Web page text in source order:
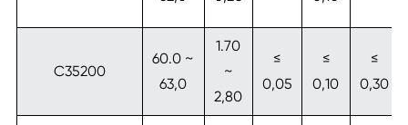
C35200
60.0 ~
63,0
1.70
~
2,80
≤
0,05
≤
0,10
≤
0,30